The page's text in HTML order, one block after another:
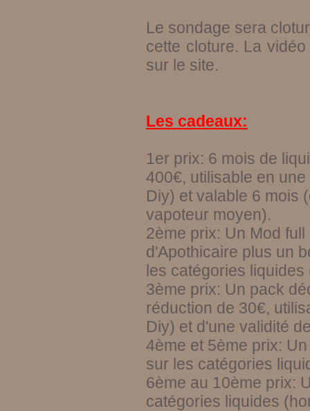
Le sondage sera
cette cloture. La
sur le site.
Les cadeaux:
1er prix: 6 mois de
400€, utilisable en
Diy) et valable 6 mois
vapoteur moyen).
2ème prix: Un Mod
d'Apothicaire plus un
les catégories
3ème prix: Un pack
réduction de 30€,
Diy) et d'une validité
4ème et 5ème prix:
sur les catégories
6ème au 10ème prix:
catégories liquides